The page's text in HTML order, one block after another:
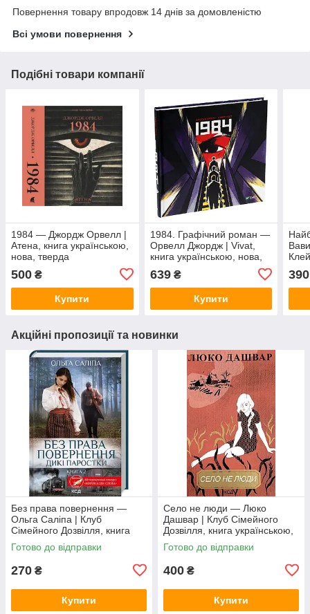
Повернення товару впродовж 14 днів за домовленістю
Всі умови повернення
Подібні товари компанії
1984 — Джордж Орвелл |
Атена, книга українською,
нова, тверда
500 ₴
Купити
1984. Графічний роман —
Орвелл Джордж | Vivat,
книга українською, нова,
639₴
Купити
390
Акційні пропозиції та новинки
Без права повернення —
Ольга Саліпа | Клуб
Сімейного Дозвілля, книга
українською, нова, тверда
Готово до відправки
270 ₴
Купити
Село не люди — Люко
Дашвар | Клуб Сімейного
Дозвілля, книга українською,
нова, тверда
Готово до відправки
400 ₴
Купити